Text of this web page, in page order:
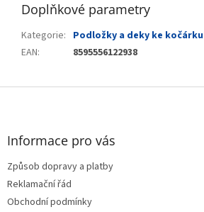
Doplňkové parametry
Kategorie: Podložky a deky ke kočárku
EAN: 8595556122938
Z
Informace pro vás
Způsob dopravy a platby
Reklamační řád
Obchodní podmínky